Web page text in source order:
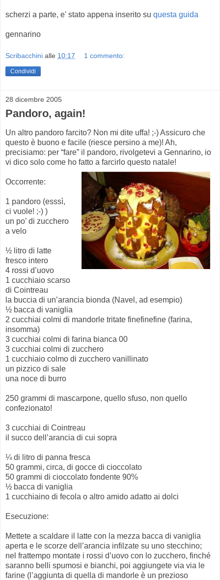
scherzi a parte, e' stato appena inserito su questa guida
gennarino
Scribacchini alle 10:17 1 commento:
Condividi
28 dicembre 2005
Pandoro, again!
Un altro pandoro farcito? Non mi dite uffa! ;-) Assicuro che
questo è buono e facile (riesce persino a me)! Ah,
precisiamo: per “fare” il pandoro, rivolgetevi a Gennarino, io
vi dico solo come ho fatto a farcirlo questo natale!
Occorrente:
1 pandoro (esssì,
ci vuole! ;-) )
un po’ di zucchero
a velo
½ litro di latte
fresco intero
4 rossi d’uovo
1 cucchiaio scarso
di Cointreau
la buccia di un’arancia bionda (Navel, ad esempio)
½ bacca di vaniglia
2 cucchiai colmi di mandorle tritate finefinefine (farina,
insomma)
3 cucchiai colmi di farina bianca 00
3 cucchiai colmi di zucchero
1 cucchiaio colmo di zucchero vanillinato
un pizzico di sale
una noce di burro
250 grammi di mascarpone, quello sfuso, non quello
confezionato!
3 cucchiai di Cointreau
il succo dell’arancia di cui sopra
¼ di litro di panna fresca
50 grammi, circa, di gocce di cioccolato
50 grammi di cioccolato fondente 90%
½ bacca di vaniglia
1 cucchiaino di fecola o altro amido adatto ai dolci
Esecuzione:
Mettete a scaldare il latte con la mezza bacca di vaniglia
aperta e le scorze dell’arancia infilzate su uno stecchino;
nel frattempo montate i rossi d’uovo con lo zucchero, finché
saranno belli spumosi e bianchi, poi aggiungete via via le
farine (l’aggiunta di quella di mandorle è un prezioso